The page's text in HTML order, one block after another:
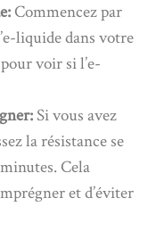
Commencez par
liquide dans votre
voir si l’e-
Si vous avez
la résistance se
Cela
et d’éviter